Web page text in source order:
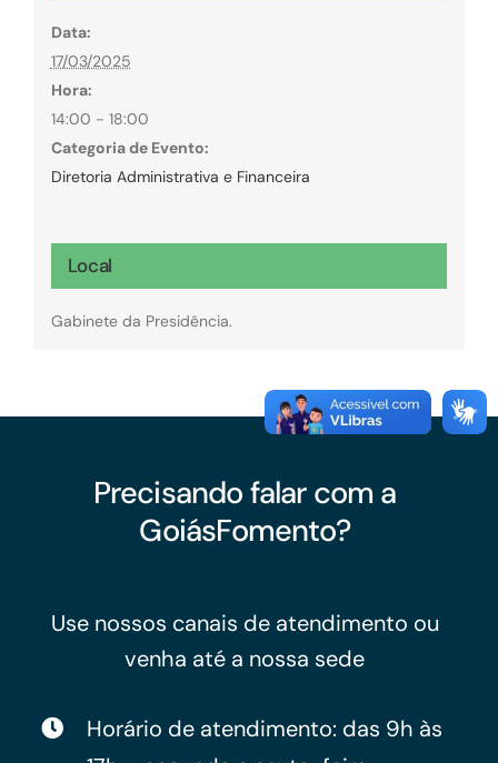
Data:
17/03/2025
Hora:
14:00 - 18:00
Categoria de Evento:
Diretoria Administrativa e Financeira
Local
Gabinete da Presidência.
Precisando falar com a
GoiásFomento?
Use nossos canais de atendimento ou
venha até a nossa sede
Horário de atendimento: das 9h às